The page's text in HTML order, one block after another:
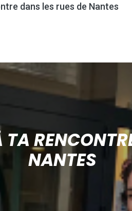
dans les rues de Nantes
NANTES